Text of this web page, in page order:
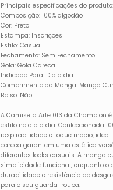
Principais especificações do produto:
Composição: 100% algodão
Cor: Preto
Estampa: Inscrições
Estilo: Casual
Fechamento: Sem Fechamento
Gola: Gola Careca
Indicado Para: Dia a dia
Comprimento da Manga: Manga
Bolso: Não
A Camiseta Arte 013 da Champion
estilo no dia a dia. Confeccionada
respirabilidade e toque macio,
careca garantem uma estética
diferentes looks casuais. A manga
simplicidade funcional, enquanto o
durabilidade e resistência ao
para o seu guarda-roupa.